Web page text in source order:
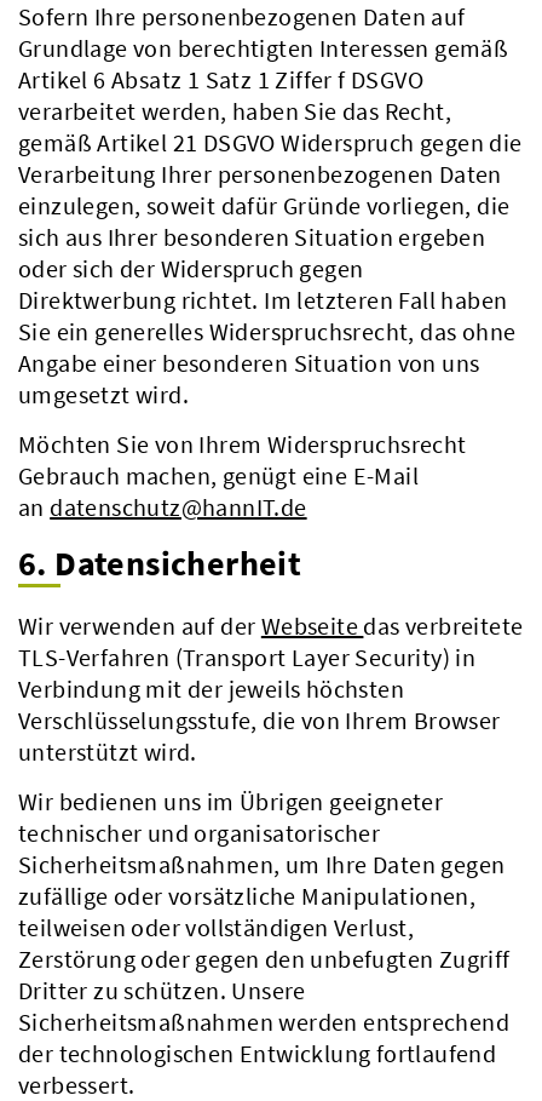
Sofern Ihre personenbezogenen Daten auf
Grundlage von berechtigten Interessen gemäß
Artikel 6 Absatz 1 Satz 1 Ziffer f DSGVO
verarbeitet werden, haben Sie das Recht,
gemäß Artikel 21 DSGVO Widerspruch gegen die
Verarbeitung Ihrer personenbezogenen Daten
einzulegen, soweit dafür Gründe vorliegen, die
sich aus Ihrer besonderen Situation ergeben
oder sich der Widerspruch gegen
Direktwerbung richtet. Im letzteren Fall haben
Sie ein generelles Widerspruchsrecht, das ohne
Angabe einer besonderen Situation von uns
umgesetzt wird.
Möchten Sie von Ihrem Widerspruchsrecht
Gebrauch machen, genügt eine E-Mail
an datenschutz@hannIT.de
6. Datensicherheit
Wir verwenden auf der Webseite das verbreitete
TLS-Verfahren (Transport Layer Security) in
Verbindung mit der jeweils höchsten
Verschlüsselungsstufe, die von Ihrem Browser
unterstützt wird.
Wir bedienen uns im Übrigen geeigneter
technischer und organisatorischer
Sicherheitsmaßnahmen, um Ihre Daten gegen
zufällige oder vorsätzliche Manipulationen,
teilweisen oder vollständigen Verlust,
Zerstörung oder gegen den unbefugten Zugriff
Dritter zu schützen. Unsere
Sicherheitsmaßnahmen werden entsprechend
der technologischen Entwicklung fortlaufend
verbessert.